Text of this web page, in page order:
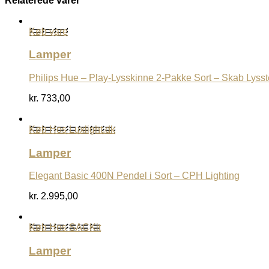
Køb vare
Lamper
Philips Hue – Play-Lysskinne 2-Pakke Sort – Skab
kr. 733,00
Køb Hos Luxlight.dk
Lamper
Elegant Basic 400N Pendel i Sort – CPH Lighting
kr. 2.995,00
Køb Hos SACKit
Lamper